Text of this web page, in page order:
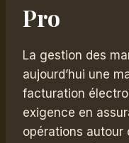
Pro
La gestion des
aujourd’hui une
facturation
exigence en
opérations autour